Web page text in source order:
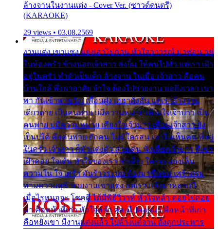
ล้างจานในงานแต่ง - Cover Ver. (ซาวด์ดนตรี)
(KARAOKE)
29 views • 03.08.2569
งานแต่ง เขาแซง แย่งเอาไปก่อน หัวใจอาวรณ์ มาซ่อน อยู่
ในห้องครัว ข้างนอกเจ้าสาว ส่งยิ้ม ให้คนไปทั่ว แต่เรา เฝ้า
อยู่ในครัว ทำตัวเป็นเด็ก ล้างจาน ในเมื่อ เจ้าสาว คือคน
บ้านใกล้ พึ่งพาอาศัย จำใจ ต้องไปช่วยงาน พอถึงเวลา เขา
พา กันเข้าพาขวัญ เพื่อนฝูง เฮฮาดังลั่น แต่เราล้างจาน
เดียวดาย เป็นคนพ่าย บ่มีความหมาย เคียงใจเจ้าบ่าว เป็น
คนพ่าย บ่มีความหมาย เคียงใจเจ้าบ่าว เพื่อนเจ้าสาว ยัง
เป็นบ่ได้ คือคนพ่าย ฮักคน ไม่มีใครสน เขาไม่เห็นคน ที่อยู่
ในครัว เจ้าสาว ก็มัวแต่งตัว สวยเด่น นั่งเคียงเจ้าบ่าว ที่เขา
เฝ้าคอย ใจเต้น หัวใจของเรา ลำเค็ญ ใครจะมองเห็น
ความใน ใจ เศร้า มันร้าวระบม ต้องมาขื่นขม เศร้าตรม
ท่ามความสุขี ช่วยงานเขาแต่ง แต่เรา แล้งมาหลายปี
เมื่อไรหนอจะ โชคดี ได้มีพิธีวิวาห์ หัวใจหล้า คอยไปคอย
มา คือหน้าที่เก่า หัวใจหล้า คอยไปคอยมา คือหน้าที่เก่า
คือหยังเขา มีงานแต่งแล้ว ไปล้างแต่จาน ดั่งถูกประหาร